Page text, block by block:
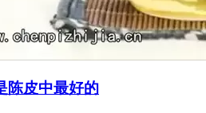
陈皮中最好的